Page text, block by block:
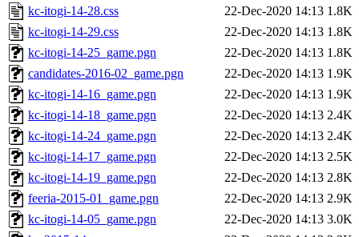
kc-itogi-14-28.css
22-Dec-2020 14:13 1.8K
kc-itogi-14-29.css
22-Dec-2020 14:13 1.8K
kc-itogi-14-25_game.pgn
22-Dec-2020 14:13 1.8K
candidates-2016-02_game.pgn
22-Dec-2020 14:13 1.9K
kc-itogi-14-16_game.pgn
22-Dec-2020 14:13 1.9K
kc-itogi-14-18_game.pgn
22-Dec-2020 14:13 2.4K
kc-itogi-14-24_game.pgn
22-Dec-2020 14:13 2.4K
kc-itogi-14-17_game.pgn
22-Dec-2020 14:13 2.5K
kc-itogi-14-19_game.pgn
22-Dec-2020 14:13 2.8K
feeria-2015-01_game.pgn
22-Dec-2020 14:13 2.9K
kc-itogi-14-05_game.pgn
22-Dec-2020 14:13 3.0K